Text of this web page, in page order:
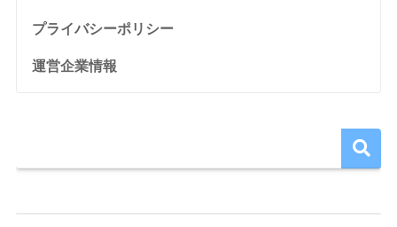
プライバシーポリシー
運営企業情報